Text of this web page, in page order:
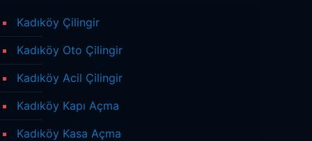
Kadıköy Çilingir
Kadıköy Oto Çilingir
Kadıköy Acil Çilingir
Kadıköy Kapı Açma
Kadıköy Kasa Açma